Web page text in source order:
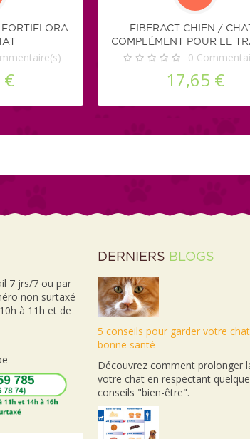
€
FIBERACT CHIEN /
COMPLÉMENT POUR LE
INTESTINAL
0
17,65 €
7 jrs/7 ou par
non surtaxé
à 11h et de
DERNIERS BLOGS
5 conseils pour garder votre
bonne santé
Découvrez comment prolonger
votre chat en respectant
conseils "bien-être".